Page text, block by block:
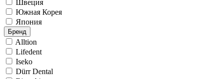
Швеция
Южная Корея
Япония
Бренд
Alltion
Lifedent
Iseko
Dürr Dental